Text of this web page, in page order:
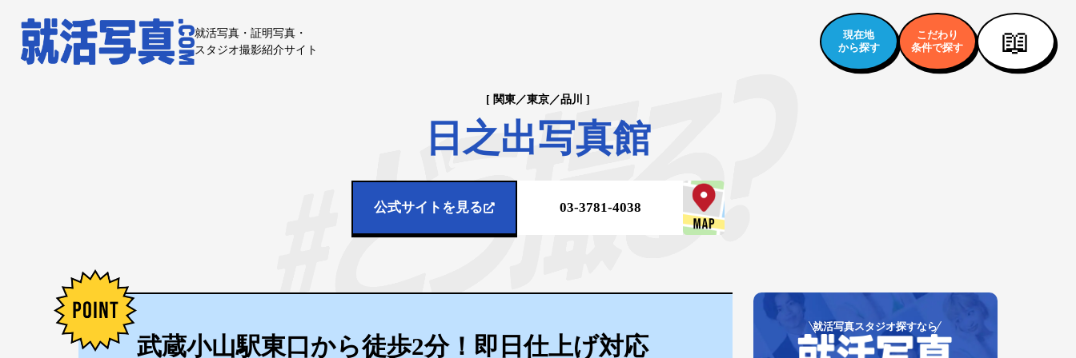
就活写真・証明写真・
スタジオ撮影紹介サイト
現在地
から探す
こだわり
条件で探す
📖
[ 関東／東京／品川 ]
日之出写真館
公式サイトを見る 03-3781-4038
武蔵小山駅東口から徒歩2分！即日仕上げ対応
就活写真スタジオ探すなら